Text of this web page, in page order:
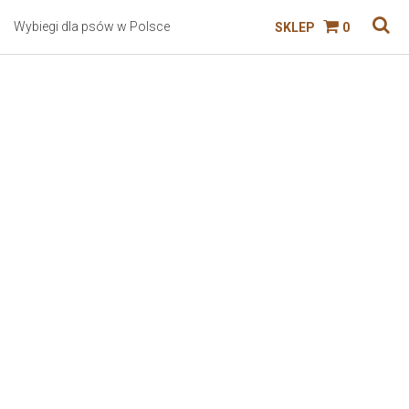
Wybiegi dla psów w Polsce SKLEP 0